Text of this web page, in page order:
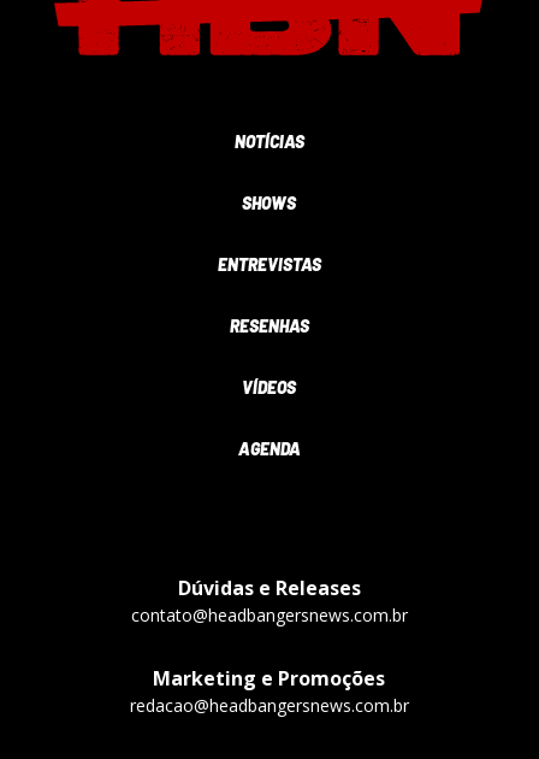
NOTÍCIAS
SHOWS
ENTREVISTAS
RESENHAS
VÍDEOS
AGENDA
Dúvidas e Releases
contato@headbangersnews.com.br
Marketing e Promoções
redacao@headbangersnews.com.br